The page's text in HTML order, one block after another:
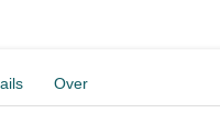
Over